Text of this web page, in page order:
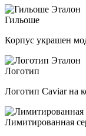
Гильоше
Корпус украшен
Логотип
Логотип Caviar на
Лимитированная